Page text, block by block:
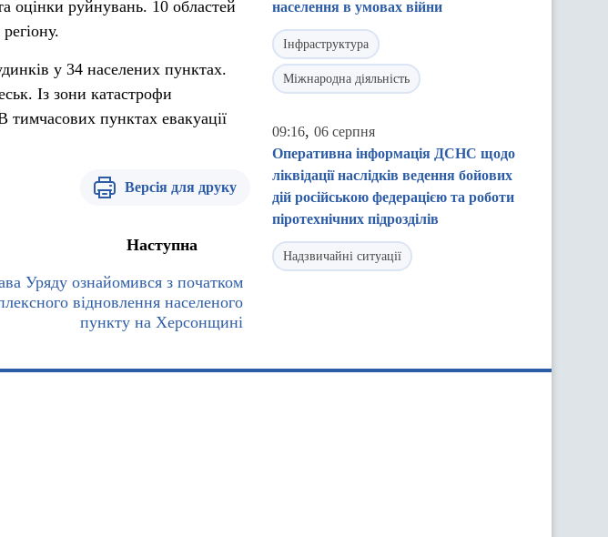
оцінки руйнувань. 10 областей
у 34 населених пунктах.
Із зони катастрофи
пунктах евакуації
Версія для друку
Наступна
Уряду ознайомився з початком
відновлення населеного
пункту на Херсонщині
населення в умовах війни
Інфраструктура
Міжнародна діяльність
09:16, 06 серпня
Оперативна інформація ДСНС щодо
ліквідації наслідків ведення бойових
дій російською федерацією та роботи
піротехнічних підрозділів
Надзвичайні ситуації